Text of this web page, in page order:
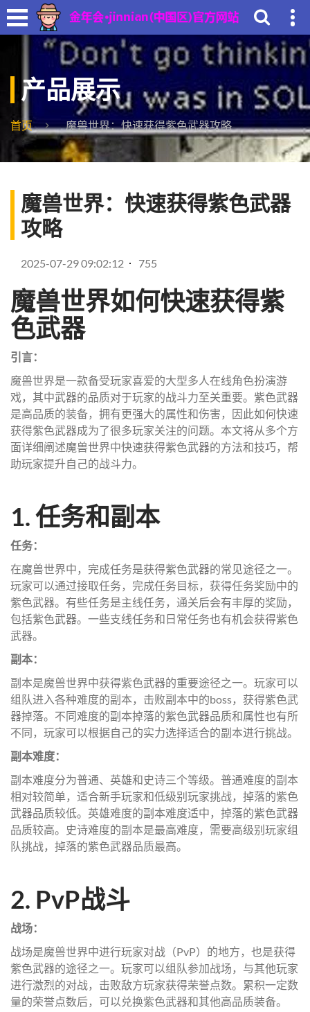
产品展示
首页 魔兽世界：快速获得紫色武器攻略
魔兽世界：快速获得紫色武器
攻略
2025-07-29 09:02:12 755
魔兽世界如何快速获得紫
色武器
引言：
魔兽世界是一款备受玩家喜爱的大型多人在线角色扮演游
戏，其中武器的品质对于玩家的战斗力至关重要。紫色武器
是高品质的装备，拥有更强大的属性和伤害，因此如何快速
获得紫色武器成为了很多玩家关注的问题。本文将从多个方
面详细阐述魔兽世界中快速获得紫色武器的方法和技巧，帮
助玩家提升自己的战斗力。
1. 任务和副本
任务：
在魔兽世界中，完成任务是获得紫色武器的常见途径之一。
玩家可以通过接取任务，完成任务目标，获得任务奖励中的
紫色武器。有些任务是主线任务，通关后会有丰厚的奖励，
包括紫色武器。一些支线任务和日常任务也有机会获得紫色
武器。
副本：
副本是魔兽世界中获得紫色武器的重要途径之一。玩家可以
组队进入各种难度的副本，击败副本中的boss，获得紫色武
器掉落。不同难度的副本掉落的紫色武器品质和属性也有所
不同，玩家可以根据自己的实力选择适合的副本进行挑战。
副本难度：
副本难度分为普通、英雄和史诗三个等级。普通难度的副本
相对较简单，适合新手玩家和低级别玩家挑战，掉落的紫色
武器品质较低。英雄难度的副本难度适中，掉落的紫色武器
品质较高。史诗难度的副本是最高难度，需要高级别玩家组
队挑战，掉落的紫色武器品质最高。
2. PvP战斗
战场：
战场是魔兽世界中进行玩家对战（PvP）的地方，也是获得
紫色武器的途径之一。玩家可以组队参加战场，与其他玩家
进行激烈的对战，击败敌方玩家获得荣誉点数。累积一定数
量的荣誉点数后，可以兑换紫色武器和其他高品质装备。